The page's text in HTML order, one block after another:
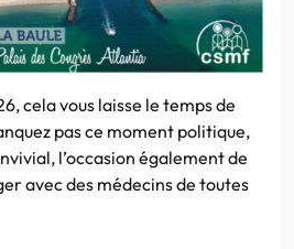
cela vous laisse le temps de
pas ce moment politique,
l’occasion également de
avec des médecins de toutes